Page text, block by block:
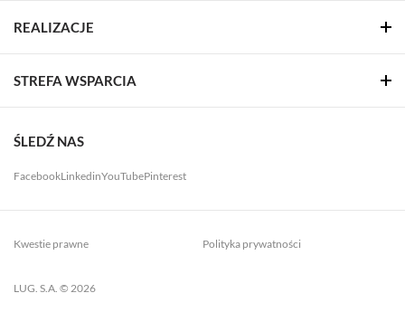
REALIZACJE
STREFA WSPARCIA
ŚLEDŹ NAS
FacebookLinkedinYouTubePinterest
LUG. S.A. © 2026
Kwestie prawne Polityka prywatności